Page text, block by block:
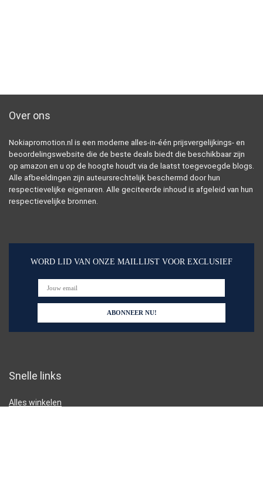
Over ons
Nokiapromotion.nl is een moderne alles-in-één prijsvergelijkings- en
beoordelingswebsite die de beste deals biedt die beschikbaar zijn
op amazon en u op de hoogte houdt via de laatst toegevoegde blogs.
Alle afbeeldingen zijn auteursrechtelijk beschermd door hun
respectievelijke eigenaren. Alle geciteerde inhoud is afgeleid van hun
respectievelijke bronnen.
WORD LID VAN ONZE MAILLIJST VOOR EXCLUSIEF
Snelle links
Alles winkelen